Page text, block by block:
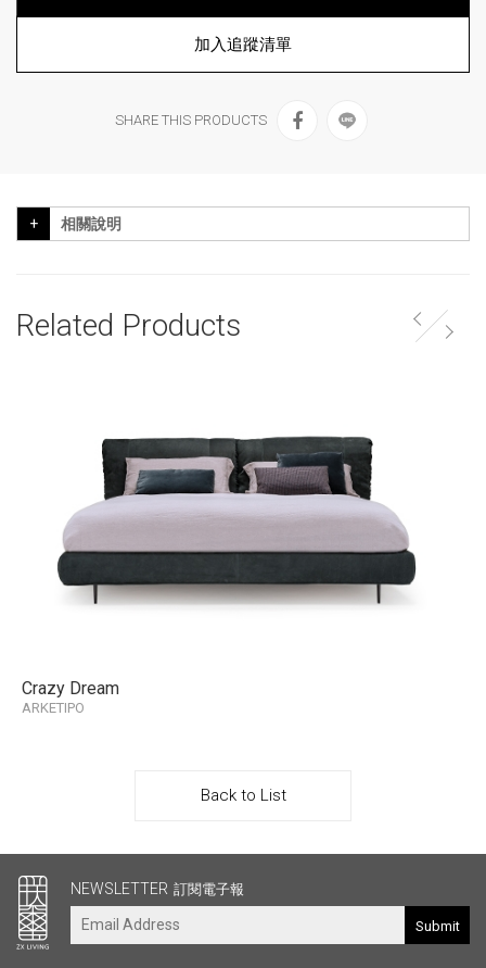
加入追蹤清單
SHARE THIS PRODUCTS
相關說明
Related Products
Crazy Dream
ARKETIPO
Back to List
NEWSLETTER 訂閱電子報
Submit